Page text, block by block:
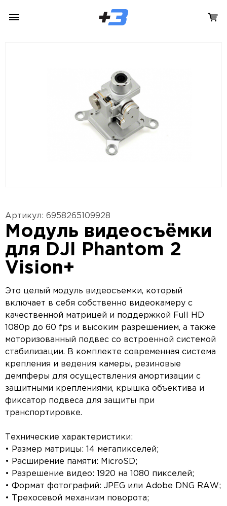
Артикул: 6958265109928
Модуль видеосъёмки
для DJI Phantom 2
Vision+
Это целый модуль видеосъемки, который
включает в себя собственно видеокамеру с
качественной матрицей и поддержкой Full HD
1080p до 60 fps и высоким разрешением, а также
моторизованный подвес со встроенной системой
стабилизации. В комплекте современная система
крепления и ведения камеры, резиновые
демпферы для осуществления амортизации с
защитными креплениями, крышка объектива и
фиксатор подвеса для защиты при
транспортировке.
Технические характеристики:
• Размер матрицы: 14 мегапикселей;
• Расширение памяти: MicroSD;
• Разрешение видео: 1920 на 1080 пикселей;
• Формат фотографий: JPEG или Adobe DNG RAW;
• Трехосевой механизм поворота;